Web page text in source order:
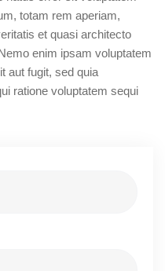
totam rem aperiam,
et quasi architecto
enim ipsam voluptatem
aut fugit, sed quia
ratione voluptatem sequi